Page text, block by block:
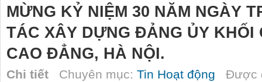
MỪNG KỶ NIỆM 30 NĂM NGÀY
TÁC XÂY DỰNG ĐẢNG ỦY
CAO ĐẲNG, HÀ NỘI.
Chi tiết Chuyên mục: Tin Hoạt động Được